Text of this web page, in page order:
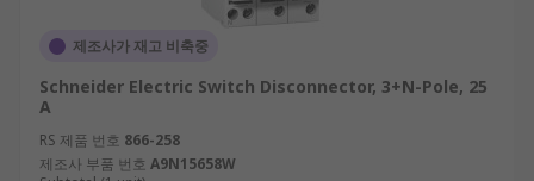
제조사가 재고 비축중
Schneider Electric Switch Disconnector, 3+N-Pole, 25
A
RS 제품 번호 866-258
제조사 부품 번호 A9N15658W